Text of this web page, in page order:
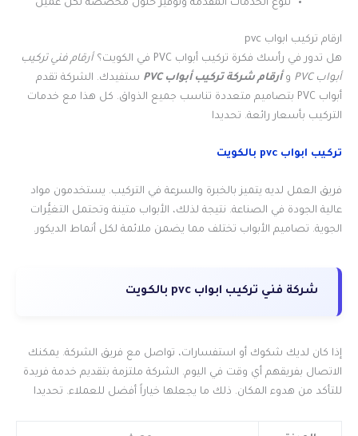
تنوع الخدمات المقدمة وتوفير حلول مخصصة لكل عميل
ارقام تركيب ابواب pvc
هل تدور في رأسك فكرة تركيب أبواب PVC في الكويت؟
أرقام فني تركيب
أبواب PVC
وأرقام شركة تركيب أبواب PVC
ستفيدك. الشركة تقدم
أبواب PVC بتصاميم متعددة تناسب جميع الذواق. كل هذا مع خدمات
التركيب بأسعار رائعة. تحديدا
تركيب ابواب pvc بالكويت
فريق العمل لديه يتميز بالخبرة والسرعة في التركيب. يستخدمون مواد
عالية الجودة في الصناعة. نتيجة لذلك، الأبواب متينة وتحتمل التغيُّرات
الجوية. تصاميم الأبواب تختلف مما يضمن ملائمة لكل أنماط الديكور.
شركة فني تركيب ابواب pvc بالكويت
إذا كان لديك شكوك أو استفسارات، تواصل مع فريق الشركة. يمكنك
الاتصال بفريقهم أي وقت في اليوم. الشركة ملتزمة بتقديم خدمة فريدة
للتأكد من هدوء المكان. ذلك ما يجعلها خياراً أفضل للعملاء. تحديدا